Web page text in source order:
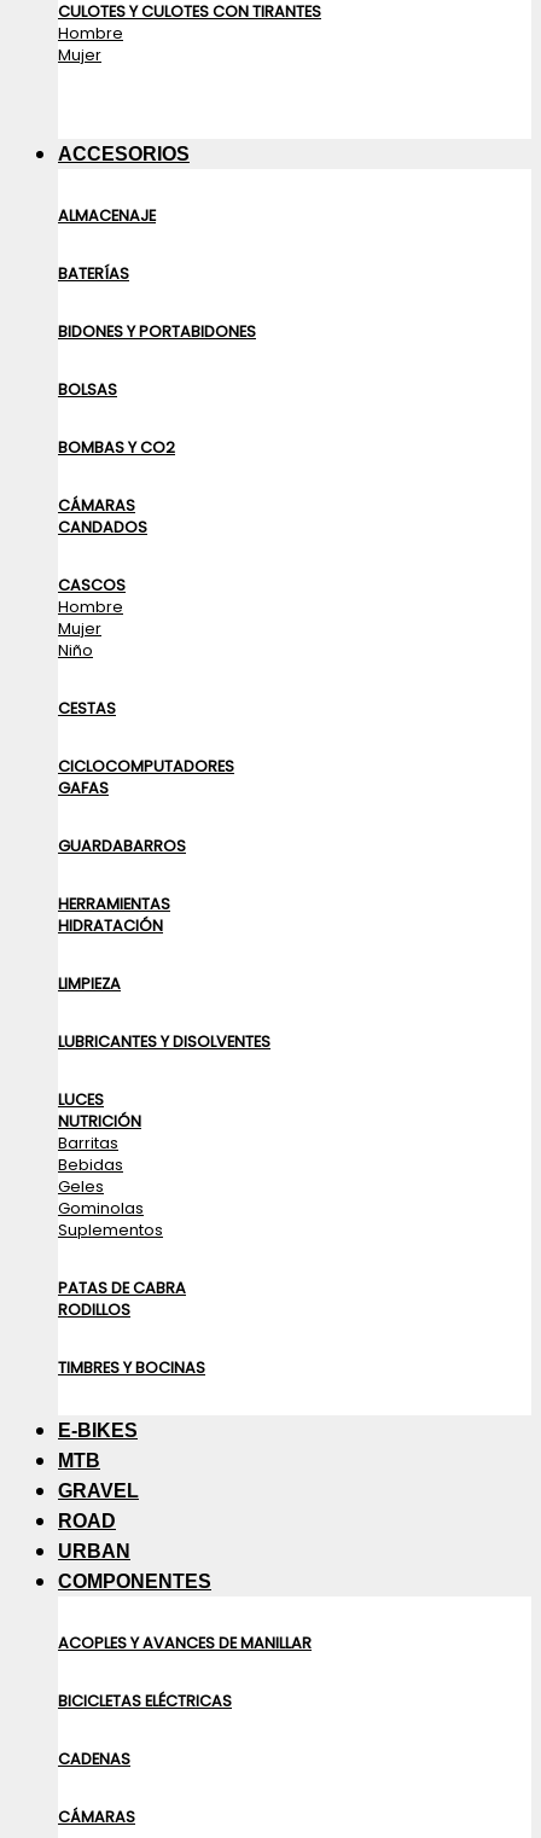
CULOTES Y CULOTES CON TIRANTES
Hombre
Mujer
ACCESORIOS
ALMACENAJE
BATERÍAS
BIDONES Y PORTABIDONES
BOLSAS
BOMBAS Y CO2
CÁMARAS
CANDADOS
CASCOS
Hombre
Mujer
Niño
CESTAS
CICLOCOMPUTADORES
GAFAS
GUARDABARROS
HERRAMIENTAS
HIDRATACIÓN
LIMPIEZA
LUBRICANTES Y DISOLVENTES
LUCES
NUTRICIÓN
Barritas
Bebidas
Geles
Gominolas
Suplementos
PATAS DE CABRA
RODILLOS
TIMBRES Y BOCINAS
E-BIKES
MTB
GRAVEL
ROAD
URBAN
COMPONENTES
ACOPLES Y AVANCES DE MANILLAR
BICICLETAS ELÉCTRICAS
CADENAS
CÁMARAS